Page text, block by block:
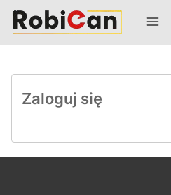
Menu
Zaloguj się